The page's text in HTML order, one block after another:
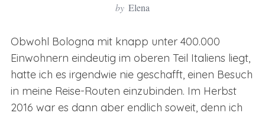
by Elena
Obwohl Bologna mit knapp unter 400.000
Einwohnern eindeutig im oberen Teil Italiens liegt,
hatte ich es irgendwie nie geschafft, einen Besuch
in meine Reise-Routen einzubinden. Im Herbst
2016 war es dann aber endlich soweit, denn ich